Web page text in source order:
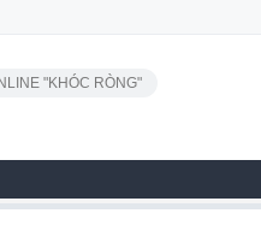
"KHÓC RÒNG"